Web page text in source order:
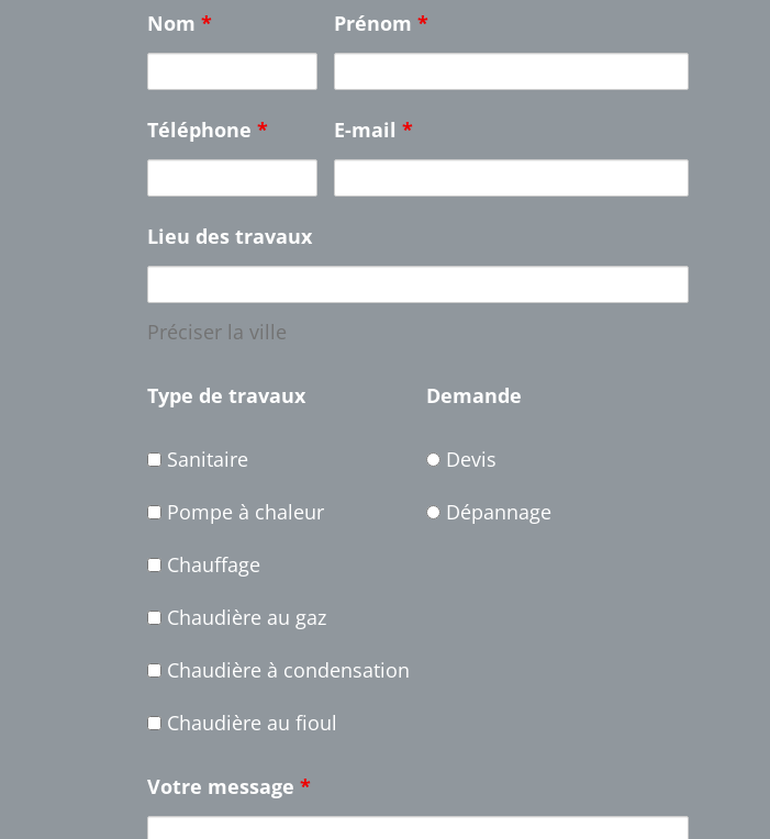
Nom*
Téléphone*
Prénom *
E-mail *
Lieu des travaux
Préciser la ville
Type de travaux
Sanitaire
Pompe à chaleur
Chauffage
Chaudière au gaz
Chaudière à condensation
Chaudière au fioul
Demande
Devis
Dépannage
Votre message*